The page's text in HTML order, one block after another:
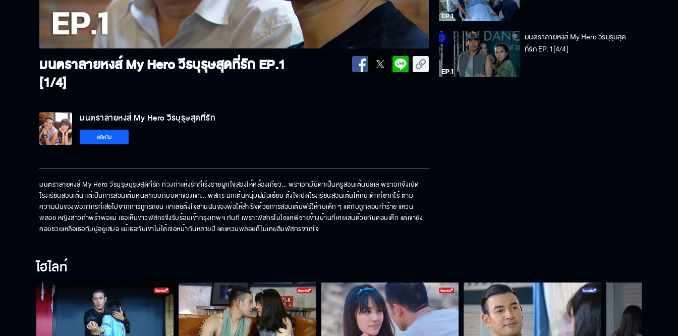
มนตราลายหงส์ My Hero วีรบุรุษสุดที่รักEP.1
[1/4]
มนตราลายหงส์ My Hero วีรบุรุษสุด
ที่รัก EP.1[4/4]
มนตราลายหงส์ My Hero วีรบุรุษสุดที่รัก
ติดตาม
มนตราลายหงส์ My Hero วีรบุรุษบุรุษสุดที่รัก ท่วงท่าแห่งรักที่เริ่งร่ายผูกใจสองให้คล้องเกี่ยว... พระเอกมีบิดาเป็นครูสอนเต้นบัลเล่ พระเอกจึงเปิด
โรงเรียนสอนเต้น แต่เป็นการสอนเต้นคนละแบบกับบิดาของเขา... พัสกร นักเต้นหนุ่มฝีมือเยี่ยม ตั้งใจเปิดโรงเรียนสอนเต้นให้กับเด็กที่ยากไร้ ตาม
ความฝันของพ่อภากรที่เสียไปจากการถูกรถชน เขาเลยตั้งใจสานฝันของพ่อให้สำเร็จด้วยการสอนเต้นฟรีให้กับเด็ก ๆ แต่กับถูกลอบทำร้าย แหวน
พลอย หญิงสาวกำพร้าพ่อแม่ เธอเห็นข่าวพัสกรจึงรีบร้อนเข้ากรุงเทพฯ ทันที เพราะพัสกรไม่ใช่แค่พี่ชายข้างบ้านที่เคยเล่นด้วยกันตอนเด็ก แต่เขายัง
คอยช่วยเหลือเธอกับปู่อยู่เสมอ แม้เธอกับเขาไม่ได้เจอหน้ากันหลายปี แต่แหวนพลอยก็ไม่เคยลืมพัสกรจากใจ
ไฮไลท์